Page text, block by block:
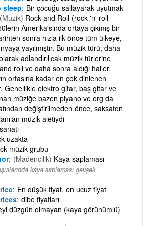
sleep Bir çocuğu sallayarak uyutmak
(Muzik) Rock and Roll (rock 'n' roll
Amerika'sında ortaya çıkmış bir
sonra hızla ilk önce tüm ülkeye,
yayılmıştır. Bu müzik türü, daha
adlandırılıcak müzik türlerine
roll ve daha sonra aldığı haller,
ortasına kadar en çok dinlenen
Genellikle elektro gitar, baş gitar ve
müziğe bazen piyano ve org da
değiştirilmeden önce, saksafon
müzik aletiydi
uzakta
müzik grubu
(Madencilik) Kaya saplaması
kaya saplaması gevşek
En düşük fiyat, en ucuz fiyat
dibe fiyatları
düzgün olmayan (kaya görünümlü)